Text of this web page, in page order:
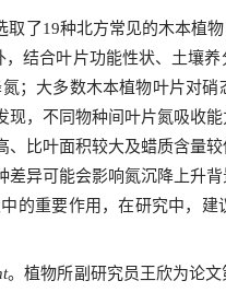
取了19种北方常见的木本植
结合叶片功能性状、土壤
；大多数木本植物叶片对
，不同物种间叶片氮吸收
比叶面积较大及蜡质含量
异可能会影响氮沉降上升
的重要作用，在研究中，
。植物所副研究员王欣为论